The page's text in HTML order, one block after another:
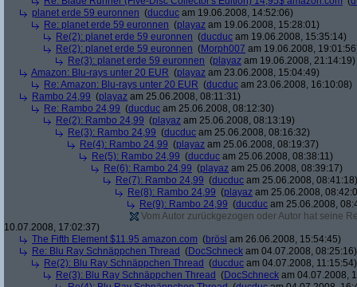
planet erde 59 euronnen (ducduc am 19.06.2008, 14:52:06)
Re: planet erde 59 euronnen (playaz am 19.06.2008, 15:28:01)
Re(2): planet erde 59 euronnen (ducduc am 19.06.2008, 15:35:14)
Re(2): planet erde 59 euronnen (Morph007 am 19.06.2008,
Re(3): planet erde 59 euronnen (playaz am 19.06.2008, 21:14:19)
Amazon: Blu-rays unter 20 EUR (playaz am 23.06.2008, 15:04:49)
Re: Amazon: Blu-rays unter 20 EUR (ducduc am 23.06.2008, 16:10:08)
Rambo 24,99 (playaz am 25.06.2008, 08:11:31)
Re: Rambo 24,99 (ducduc am 25.06.2008, 08:12:30)
Re(2): Rambo 24,99 (playaz am 25.06.2008, 08:13:19)
Re(3): Rambo 24,99 (ducduc am 25.06.2008, 08:16:32)
Re(4): Rambo 24,99 (playaz am 25.06.2008, 08:19:37)
Re(5): Rambo 24,99 (ducduc am 25.06.2008, 08:38:11)
Re(6): Rambo 24,99 (playaz am 25.06.2008, 08:39:17)
Re(7): Rambo 24,99 (ducduc am 25.06.2008, 08:41:18)
Re(8): Rambo 24,99 (playaz am 25.06.2008,
Re(9): Rambo 24,99 (ducduc am 25.06.2008,
Vom Autor zurückgezogen oder Autor hat seine
10.07.2008, 17:02:37)
The Fifth Element $11.95 amazon.com (brösl am 26.06.2008, 15:54:45)
Re: Blu Ray Schnäppchen Thread (DocSchneck am 04.07.2008, 08:25:16)
Re(2): Blu Ray Schnäppchen Thread (ducduc am 04.07.2008, 11:15:54)
Re(3): Blu Ray Schnäppchen Thread (DocSchneck am 04.07.2008,